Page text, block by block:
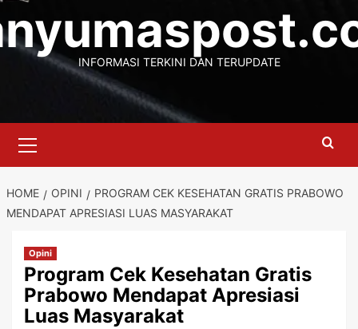
INFORMASI TERKINI DAN TERUPDATE
Menu
HOME OPINI
PROGRAM CEK KESEHATAN GRATIS PRABOWO
MENDAPAT APRESIASI LUAS MASYARAKAT
Opini
Program Cek Kesehatan Gratis
Prabowo Mendapat Apresiasi
Luas Masyarakat